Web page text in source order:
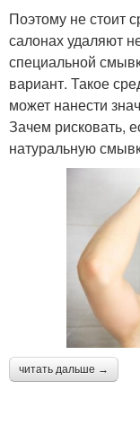
Поэтому не стоит
салонах удаляют
специальной
вариант. Такое
может нанести
Зачем рисковать,
натуральную
читать дальше →